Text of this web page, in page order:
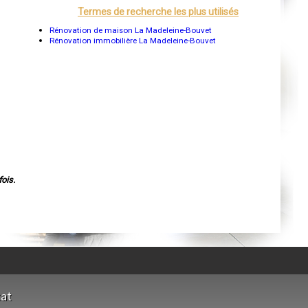
Orléans
Agen
Mende
Strasbourg
Mulhouse
Chalon-sur-Saône
Termes de recherche les plus utilisés
Rénovation de maison La Madeleine-Bouvet
Rénovation immobilière La Madeleine-Bouvet